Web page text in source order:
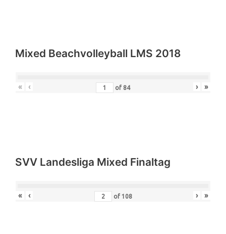
Mixed Beachvolleyball LMS 2018
« ‹ of 84 › »
SVV Landesliga Mixed Finaltag
« ‹ of 108 › »